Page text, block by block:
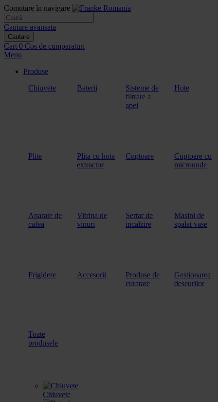
Comutare în navigare
Cautare avansata
Cautare
Cart 0 Cos de cumparaturi
Menu
Produse
Chiuvete
Baterii
Sisteme de
filtrare a
apei
Hote
Plite
Plita cu hota
extractor
Cuptoare
Cuptoare cu
microunde
Aparate de
cafea
Vitrina de
vinuri
Sertar de
incalzire
Masini de
spalat vase
Frigidere Accesorii
Produse de
curatare
Gestionarea
deseurilor
Toate
produsele
Chiuvete